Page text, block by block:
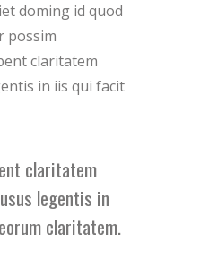
doming id quod
possim
claritatem
in iis qui facit
claritatem
legentis in
claritatem.